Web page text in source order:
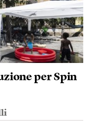
per Spin